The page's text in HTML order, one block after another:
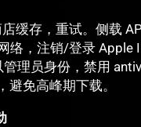
缓存，重试。侧载
络，注销/登录 Apple
理员身份，禁用
避免高峰期下载。